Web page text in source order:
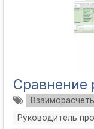
Сравнение
Руководитель